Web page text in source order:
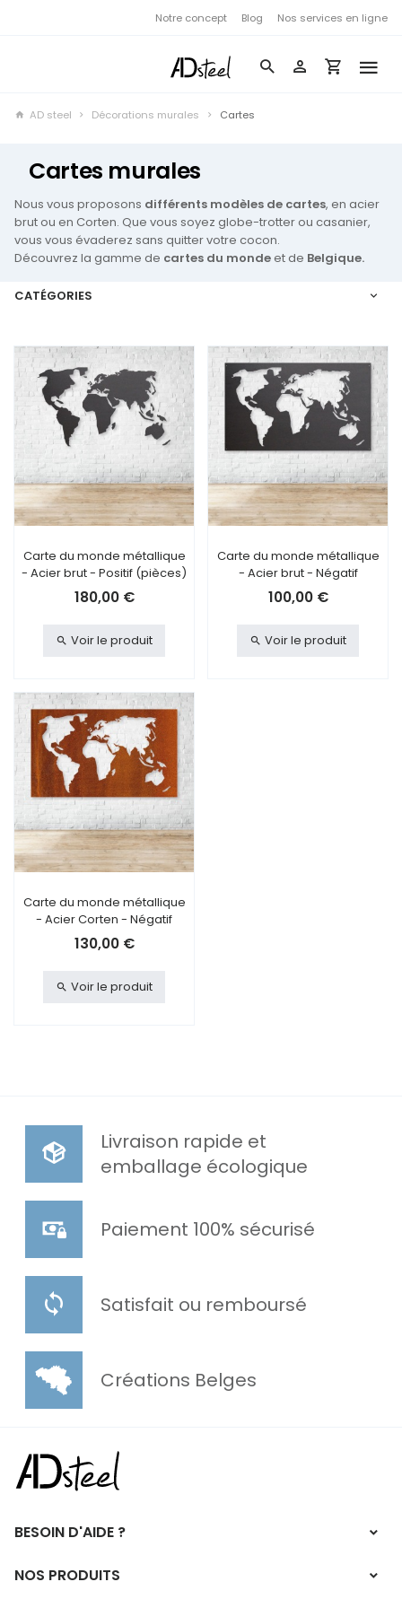
Nos services en ligne
Blog
Notre concept
AD steel Décorations murales Cartes
Cartes murales
Nous vous proposons différents modèles de cartes, en acier
brut ou en Corten. Que vous soyez globe-trotter ou casanier,
vous vous évaderez sans quitter votre cocon.
Découvrez la gamme de cartes du monde et de Belgique.
CATÉGORIES
Carte du monde métallique
- Acier brut - Positif (pièces)
180,00 €
Voir le produit
Carte du monde métallique
- Acier brut - Négatif
100,00 €
Voir le produit
Carte du monde métallique
- Acier Corten - Négatif
130,00 €
Voir le produit
Livraison rapide et
emballage écologique
Paiement 100% sécurisé
Satisfait ou remboursé
Créations Belges
BESOIN D'AIDE ?
NOS PRODUITS